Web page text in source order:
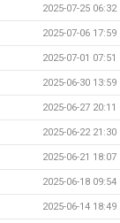
2025-07-25 06:32
2025-07-06 17:59
2025-07-01 07:51
2025-06-30 13:59
2025-06-27 20:11
2025-06-22 21:30
2025-06-21 18:07
2025-06-18 09:54
2025-06-14 18:49